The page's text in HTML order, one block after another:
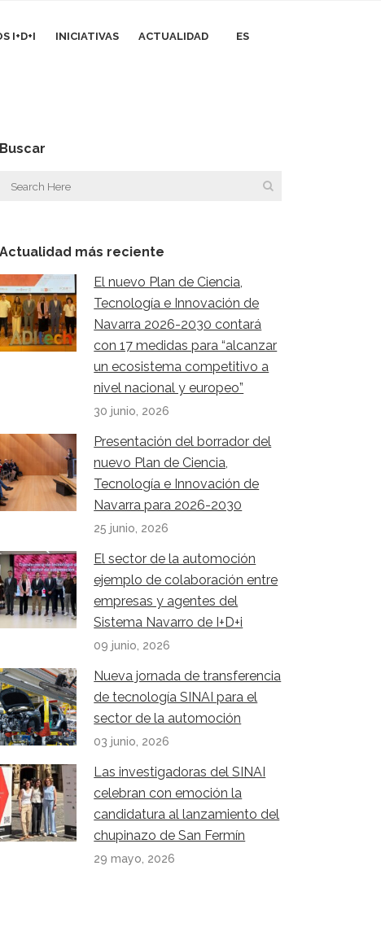
I+D+I INICIATIVAS ACTUALIDAD ES
Buscar
Actualidad más reciente
El nuevo Plan de Ciencia,
Tecnología e Innovación de
Navarra 2026-2030 contará
con 17 medidas para “alcanzar
un ecosistema competitivo a
nivel nacional y europeo”
30 junio, 2026
Presentación del borrador del
nuevo Plan de Ciencia,
Tecnología e Innovación de
Navarra para 2026-2030
25 junio, 2026
El sector de la automoción
ejemplo de colaboración entre
empresas y agentes del
Sistema Navarro de I+D+i
09 junio, 2026
Nueva jornada de transferencia
de tecnología SINAI para el
sector de la automoción
03 junio, 2026
Las investigadoras del SINAI
celebran con emoción la
candidatura al lanzamiento del
chupinazo de San Fermín
29 mayo, 2026